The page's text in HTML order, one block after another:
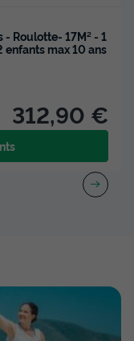
- Roulotte- 17M² - 1
enfants max 10 ans
312,90 €